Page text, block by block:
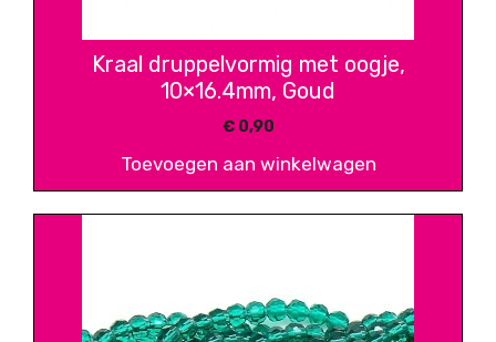
Kraal druppelvormig met oogje,
10×16.4mm, Goud
€0,90
Toevoegen aan winkelwagen